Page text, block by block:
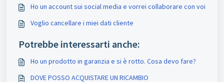
Ho un account sui social media e vorrei collaborare con voi
Voglio cancellare i miei dati cliente
Potrebbe interessarti anche:
Ho un prodotto in garanzia e si è rotto. Cosa devo fare?
DOVE POSSO ACQUISTARE UN RICAMBIO